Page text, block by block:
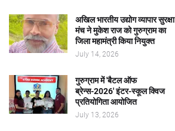
अखिल भारतीय उद्योग व्यापार सुरक्षा
मंच ने मुकेश राज को गुरुग्राम का
जिला महामंत्री किया नियुक्त
July 14, 2026
गुरुग्राम में 'बैटल ऑफ
ब्रेन्स-2026' इंटर-स्कूल क्विज
प्रतियोगिता आयोजित
July 13, 2026